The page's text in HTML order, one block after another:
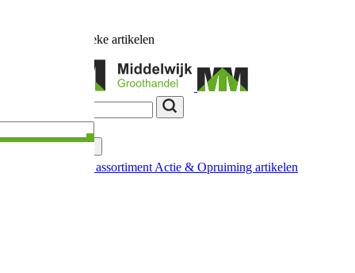
unieke artikelen
Nieuw in ons assortiment Actie & Opruiming artikelen